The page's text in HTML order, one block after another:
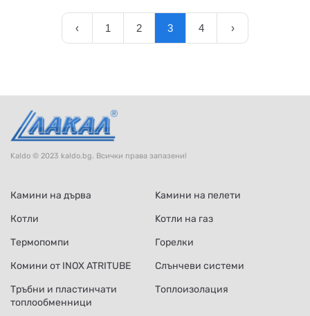
‹ 1 2 3 4 ›
Kaldo © 2023 kaldo.bg. Всички права запазени!
Камини на дърва
Kамини на пелети
Котли
Kотли на газ
Термопомпи
Горелки
Комини от INOX ATRITUBE
Слънчеви системи
Тръбни и пластинчати
топлообменници
Топлоизолация